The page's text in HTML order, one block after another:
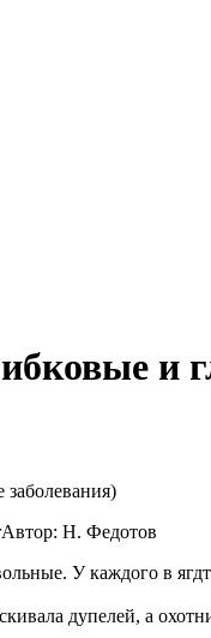
и
Автор: Н. Федотов
У каждого в
дупелей, а